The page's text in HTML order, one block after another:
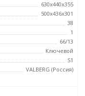
630x440x355
500х436х301
38
1
66/13
Ключевой
S1
VALBERG (Россия)